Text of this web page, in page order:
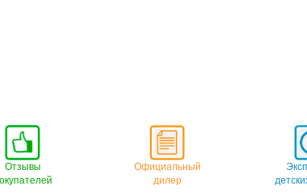
Отзывы
Официальный
дилер